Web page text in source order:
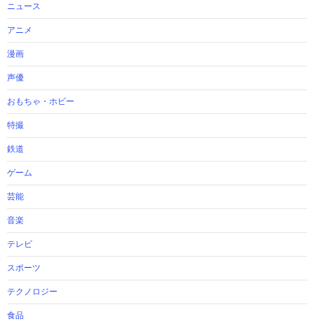
ニュース
アニメ
漫画
声優
おもちゃ・ホビー
特撮
鉄道
ゲーム
芸能
音楽
テレビ
スポーツ
テクノロジー
食品